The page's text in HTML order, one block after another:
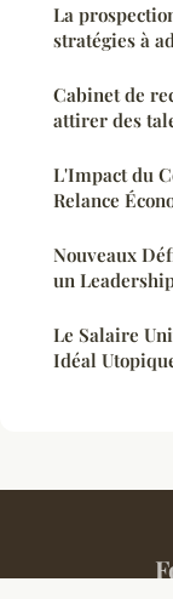
La
stratégies à
Cabinet de
attirer des
L'Impact du
Relance
Nouveaux
un
Le Salaire
Idéal